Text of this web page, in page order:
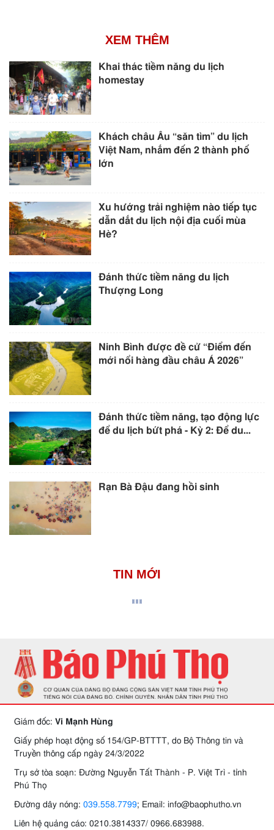
XEM THÊM
Khai thác tiềm năng du lịch
homestay
Khách châu Âu “săn tìm” du lịch
Việt Nam, nhắm đến 2 thành phố
lớn
Xu hướng trải nghiệm nào tiếp tục
dẫn dắt du lịch nội địa cuối mùa
Hè?
Đánh thức tiềm năng du lịch
Thượng Long
Ninh Bình được đề cử “Điểm đến
mới nổi hàng đầu châu Á 2026”
Đánh thức tiềm năng, tạo động lực
để du lịch bứt phá - Kỳ 2: Để du...
Rạn Bà Đậu đang hồi sinh
TIN MỚI
Giám đốc: Vi Mạnh Hùng
Giấy phép hoạt động số 154/GP-BTTTT, do Bộ Thông tin và
Truyền thông cấp ngày 24/3/2022
Trụ sở tòa soạn: Đường Nguyễn Tất Thành - P. Việt Trì - tỉnh
Phú Thọ
Đường dây nóng: 039.558.7799; Email: info@baophutho.vn
Liên hệ quảng cáo: 0210.3814337/ 0966.683988.